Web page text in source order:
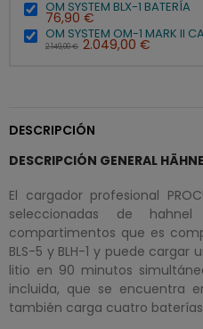
OM SYSTEM BLX-1 BATERÍA
76,90 €
OM SYSTEM OM-1 MARK II
2.149,00 € 2.049,00 €
DESCRIPCIÓN
DESCRIPCIÓN GENERAL
El cargador profesional
seleccionadas de
compartimentos que es
BLS-5 y BLH-1 y puede
litio en 90 minutos
incluida, que se encuentra
también carga cuatro baterías